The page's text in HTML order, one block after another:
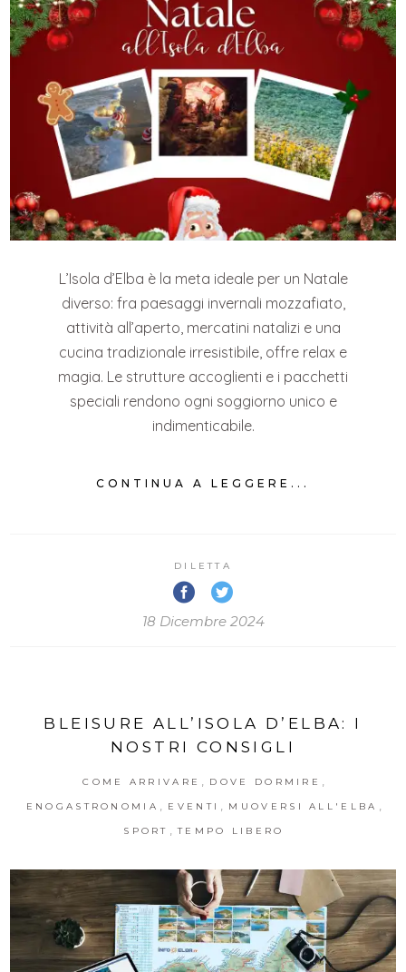
L’Isola d’Elba è la meta ideale per un Natale
diverso: fra paesaggi invernali mozzafiato,
attività all’aperto, mercatini natalizi e una
cucina tradizionale irresistibile, offre relax e
magia. Le strutture accoglienti e i pacchetti
speciali rendono ogni soggiorno unico e
indimenticabile.
CONTINUA A LEGGERE...
DILETTA
18 Dicembre 2024
BLEISURE ALL’ISOLA D’ELBA: I
NOSTRI CONSIGLI
COME ARRIVARE DOVE DORMIRE
ENOGASTRONOMIA EVENTI MUOVERSI ALL'ELBA
SPORT TEMPO LIBERO